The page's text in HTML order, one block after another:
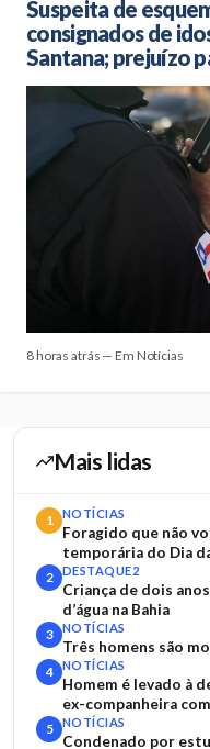
Suspeita de
consignados de
Santana; prejuízo
8 horas atrás — Em Notícias
Mais lidas
1 NOTÍCIAS
Foragido que não
temporária do Dia
2 DESTAQUE2
Criança de dois
d’água na Bahia
3 NOTÍCIAS
Três homens são
4 NOTÍCIAS
Homem é levado à
ex-companheira
5 NOTÍCIAS
Condenado por